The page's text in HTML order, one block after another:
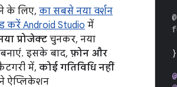
के लिए, का सबसे नया वर्शन
करें Android Studio में
प्रोजेक्ट चुनकर, नया
बनाएं. इसके बाद, फ़ोन और
में, कोई गतिविधि नहीं
ऐप्लिकेशन
}